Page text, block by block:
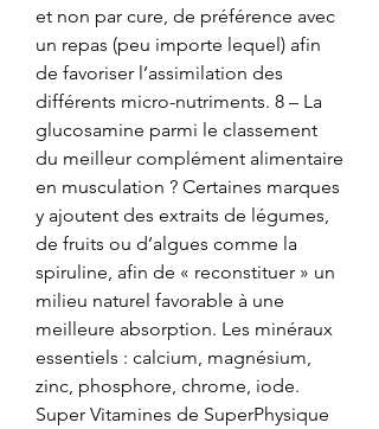
et non par cure, de préférence avec
un repas (peu importe lequel) afin
de favoriser l’assimilation des
différents micro-nutriments. 8 – La
glucosamine parmi le classement
du meilleur complément alimentaire
en musculation ? Certaines marques
y ajoutent des extraits de légumes,
de fruits ou d’algues comme la
spiruline, afin de « reconstituer » un
milieu naturel favorable à une
meilleure absorption. Les minéraux
essentiels : calcium, magnésium,
zinc, phosphore, chrome, iode.
Super Vitamines de SuperPhysique